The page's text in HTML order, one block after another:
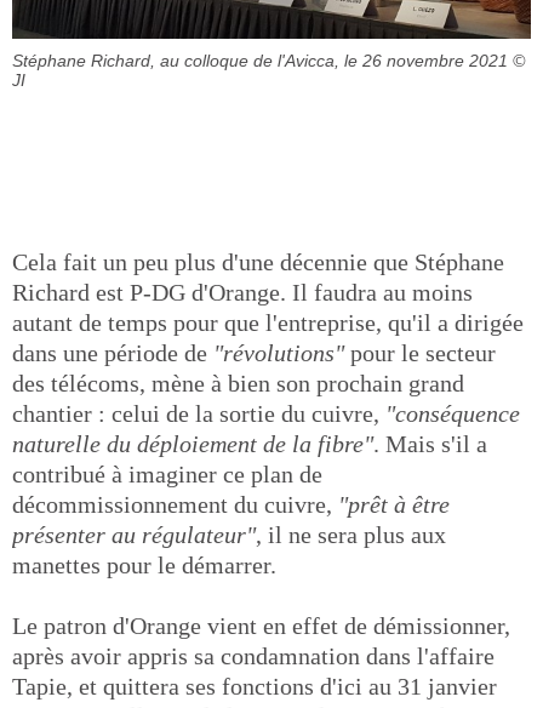
Stéphane Richard, au colloque de l'Avicca, le 26 novembre 2021 ©
JI
Cela fait un peu plus d'une décennie que Stéphane
Richard est P-DG d'Orange. Il faudra au moins
autant de temps pour que l'entreprise, qu'il a dirigée
dans une période de "révolutions"pour le secteur
des télécoms, mène à bien son prochain grand
chantier : celui de la sortie du cuivre, "conséquence
naturelle du déploiement de la fibre". Mais s'il a
contribué à imaginer ce plan de
décommissionnement du cuivre, "prêt à être
présenter au régulateur", il ne sera plus aux
manettes pour le démarrer.
Le patron d'Orange vient en effet de démissionner,
après avoir appris sa condamnation dans l'affaire
Tapie, et quittera ses fonctions d'ici au 31 janvier